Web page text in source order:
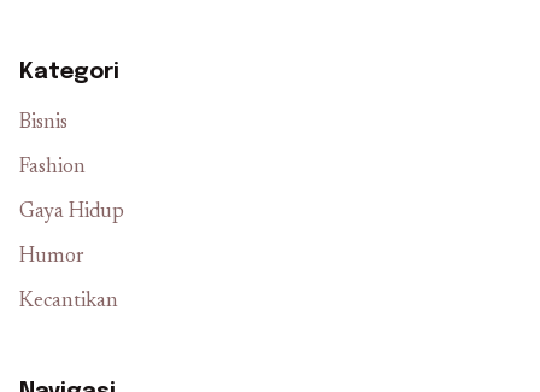
Kategori
Bisnis
Fashion
Gaya Hidup
Humor
Kecantikan